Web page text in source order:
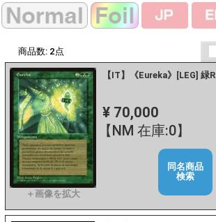
商品数: 2 点
【IT】《Eureka》[LEG] 緑R
¥ 70,000
【NM 在庫:0】
同名商品
検索